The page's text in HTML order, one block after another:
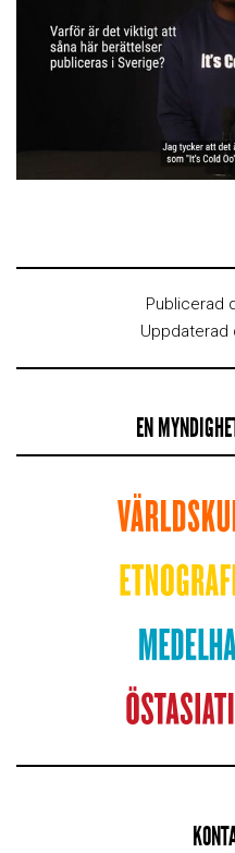
Publicerad
Uppdaterad
EN